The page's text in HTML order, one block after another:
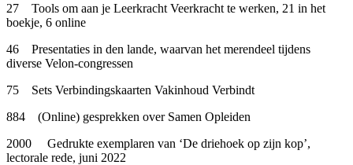
27 Tools om aan je Leerkracht Veerkracht te werken, 21 in het
boekje, 6 online
46 Presentaties in den lande, waarvan het merendeel tijdens
diverse Velon-congressen
75 Sets Verbindingskaarten Vakinhoud Verbindt
884 (Online) gesprekken over Samen Opleiden
2000 Gedrukte exemplaren van ‘De driehoek op zijn kop’,
lectorale rede, juni 2022